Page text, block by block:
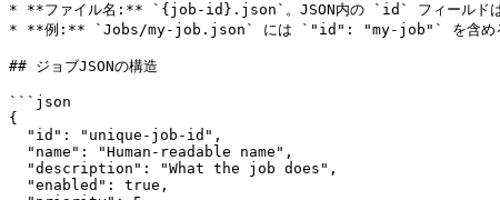
* **ファイル名:** `{job-id}.json`。JSON内の `id` フィールドは
* **例:** `Jobs/my-job.json` には `"id": "my-job"` を含める
## ジョブJSONの構造
```json
{